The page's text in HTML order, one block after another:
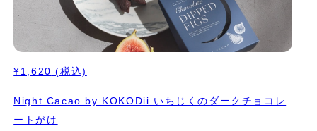
¥1,620 (税込)
Night Cacao by KOKODii いちじくのダークチョコレ
ートがけ